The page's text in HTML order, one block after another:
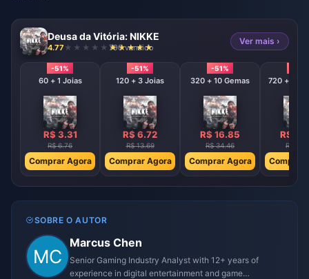
Deusa da Vitória: NIKKE
4.77 790 vendido
Ver mais ›
-51%
60 + 1 Joias
R$ 3.31
R$ 6.76
Comprar Agora
-51%
120 + 3 Joias
R$ 6.72
R$ 13.69
Comprar Agora
-51%
320 + 10 Gemas
R$ 16.85
R$ 34.46
Comprar Agora
720 + 120
R$
R$
Comprar
SOBRE O AUTOR
Marcus Chen
Senior Gaming Industry Analyst with 12+ years of
experience in digital entertainment and game